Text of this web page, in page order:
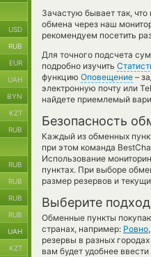
Зачастую бывает так,
обмена через наш
рекомендуем посетить
Для точного подсчета
подробно изучить
функцию Оповещение –
электронную почту или
найдете приемлемый
Безопасность
Каждый из обменных
при этом команда
Использование
пунктах. При выборе
размер резервов и
Выберите
Обменные пункты
странах, например: Ровно,
резервы в разных
вам будет удобнее
USD
RUB
EUR
UAH
BYN
KZT
RUB
RUB
RUB
RUB
RUB
UAH
KZT